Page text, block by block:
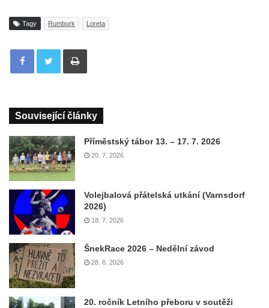
Tagy Rumburk Loreta
Tisknout
Související články
Příměstský tábor 13. – 17. 7. 2026
20. 7. 2026
Volejbalová přátelská utkání (Varnsdorf
2026)
18. 7. 2026
ŠnekRace 2026 – Nedělní závod
28. 6. 2026
20. ročník Letního přeboru v soutěži